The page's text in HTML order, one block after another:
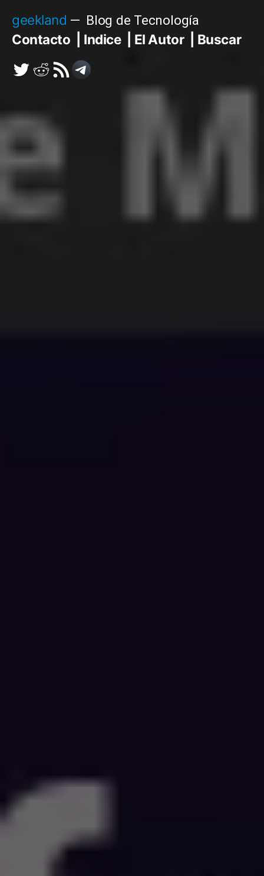
geekland Blog de Tecnología
Contacto Indice El Autor Buscar
TwitterReddit
RSSTelegram